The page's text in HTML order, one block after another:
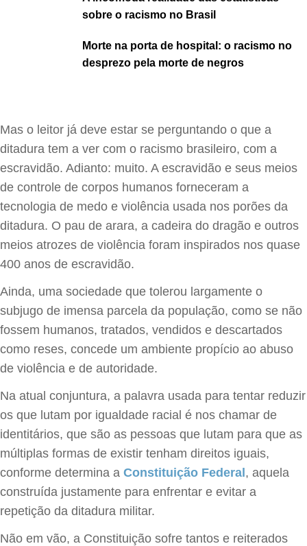
sobre o racismo no Brasil
Morte na porta de hospital: o racismo no
desprezo pela morte de negros
Mas o leitor já deve estar se perguntando o que a
ditadura tem a ver com o racismo brasileiro, com a
escravidão. Adianto: muito. A escravidão e seus meios
de controle de corpos humanos forneceram a
tecnologia de medo e violência usada nos porões da
ditadura. O pau de arara, a cadeira do dragão e outros
meios atrozes de violência foram inspirados nos quase
400 anos de escravidão.
Ainda, uma sociedade que tolerou largamente o
subjugo de imensa parcela da população, como se não
fossem humanos, tratados, vendidos e descartados
como reses, concede um ambiente propício ao abuso
de violência e de autoridade.
Na atual conjuntura, a palavra usada para tentar reduzir
os que lutam por igualdade racial é nos chamar de
identitários, que são as pessoas que lutam para que as
múltiplas formas de existir tenham direitos iguais,
conforme determina a Constituição Federal , aquela
construída justamente para enfrentar e evitar a
repetição da ditadura militar.
Não em vão, a Constituição sofre tantos e reiterados